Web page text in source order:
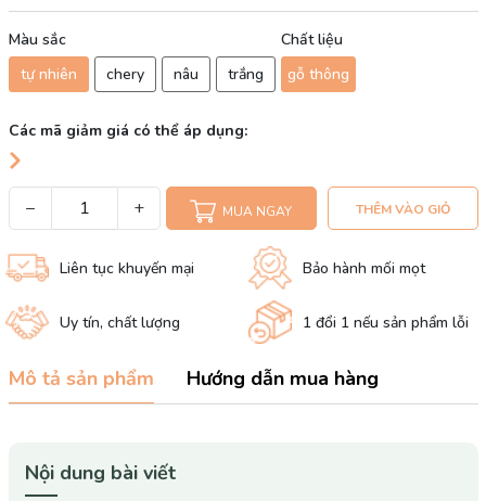
Màu sắc
tự nhiên
chery nâu trắng
Chất liệu
gỗ thông
Các mã giảm giá có thể áp dụng:
− + MUA NGAY THÊM VÀO GIỎ
Liên tục khuyến mại Bảo hành mối mọt
Uy tín, chất lượng 1 đổi 1 nếu sản phẩm lỗi
Mô tả sản phẩm Hướng dẫn mua hàng
Nội dung bài viết